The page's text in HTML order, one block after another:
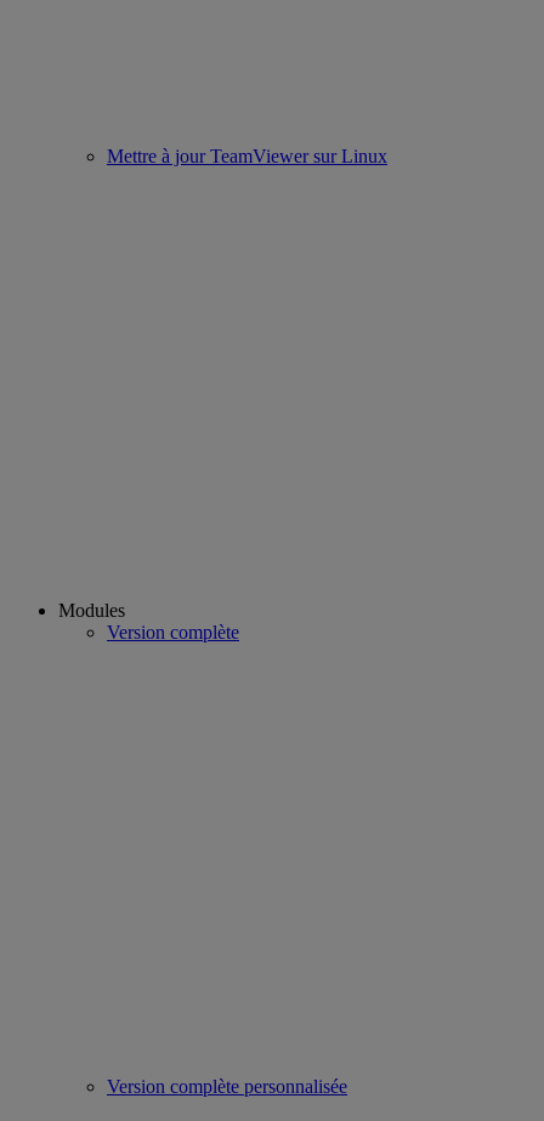
Mettre à jour TeamViewer sur Linux
Modules
Version complète
Version complète personnalisée